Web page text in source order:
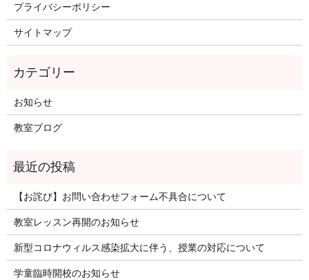
プライバシーポリシー
サイトマップ
お知らせ
教室ブログ
【お詫び】お問い合わせフォーム不具合について
教室レッスン再開のお知らせ
新型コロナウィルス感染拡大に伴う、授業の対応について
学童臨時開校のお知らせ